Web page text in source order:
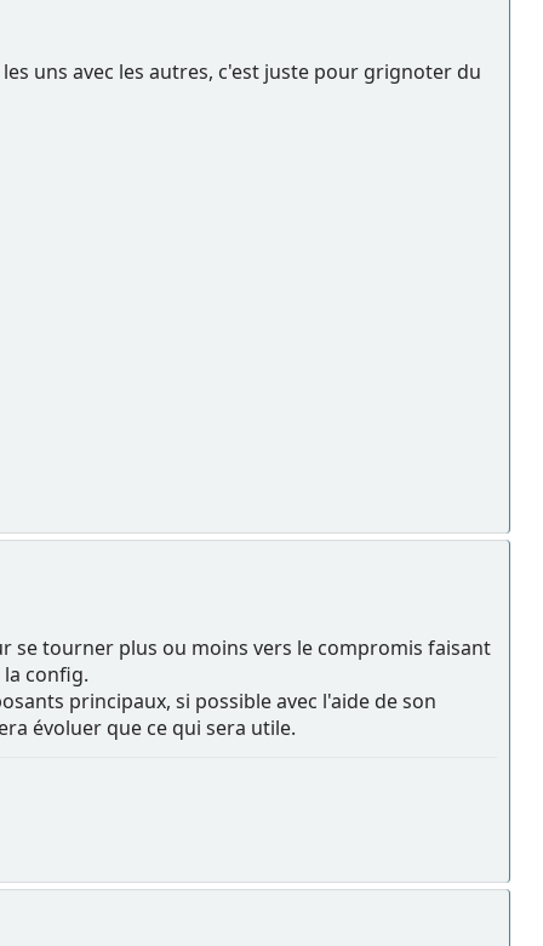
uns avec les autres, c'est juste pour grignoter du
se tourner plus ou moins vers le compromis faisant
config.
principaux, si possible avec l'aide de son
évoluer que ce qui sera utile.